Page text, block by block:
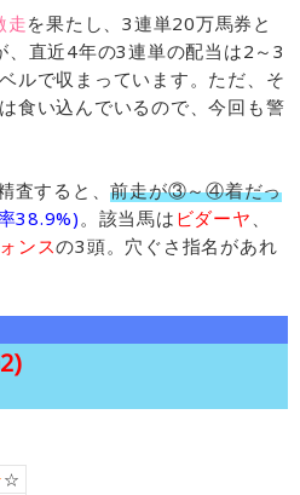
走を果たし、3連単20万馬券と
、直近4年の3連単の配当は2～3
ルで収まっています。ただ、そ
い込んでいるので、今回も警
査すると、前走が③～④着だっ
38.9%)。該当馬は ビダーヤ 、
ンスの3頭。穴ぐさ指名があれ
☆